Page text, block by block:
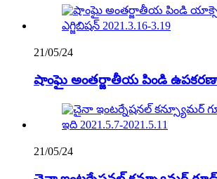
21/05/24
షాంఘై అంతర్జాతీయ పిండి
21/05/24